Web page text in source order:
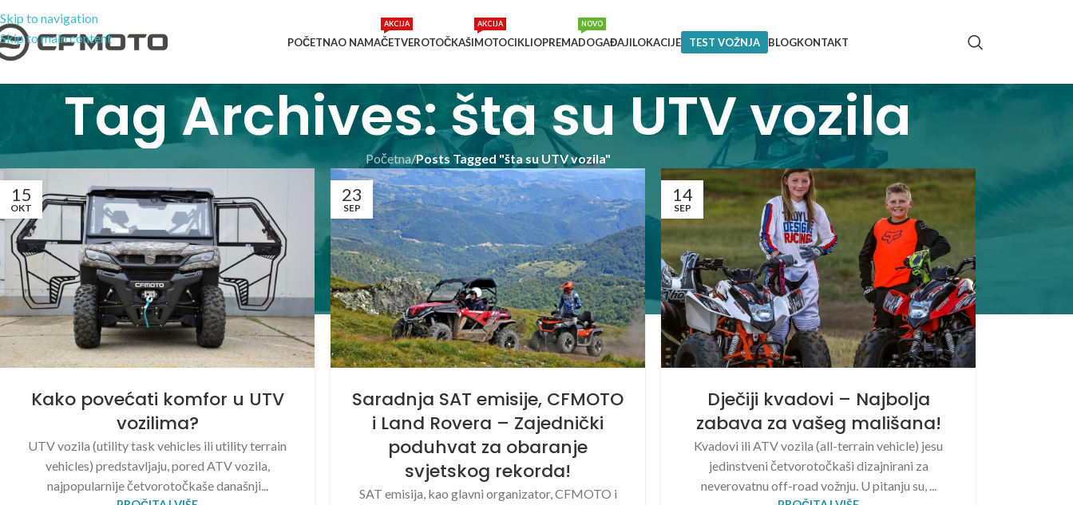
Skip to navigation
Skip to main content
POČETNAO NAMAČETVEROTOČKAŠI
AKCIJA
MOTOCIKLI
AKCIJA
OPREMADOGAĐAJI
NOVO
LOKACIJE TEST VOŽNJA BLOGKONTAKT
Tag Archives: šta su UTV vozila
Početna/Posts Tagged "šta su UTV vozila"
15
OKT
Kako povećati komfor u UTV
vozilima?
UTV vozila (utility task vehicles ili utility terrain
vehicles) predstavljaju, pored ATV vozila,
najpopularnije četvorotočkaše današnji...
23
SEP
Saradnja SAT emisije, CFMOTO
i Land Rovera – Zajednički
poduhvat za obaranje
svjetskog rekorda!
SAT emisija, kao glavni organizator, CFMOTO i
14
SEP
Dječiji kvadovi – Najbolja
zabava za vašeg mališana!
Kvadovi ili ATV vozila (all-terrain vehicle) jesu
jedinstveni četvorotočkaši dizajnirani za
neverovatnu off-road vožnju. U pitanju su, ...